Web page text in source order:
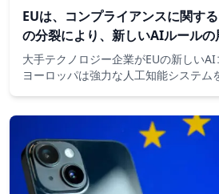
EUは、コンプライアンスに関す
の分裂により、新しいAIルールの
大手テクノロジー企業がEUの新しいAI
ヨーロッパは強力な人工知能システム